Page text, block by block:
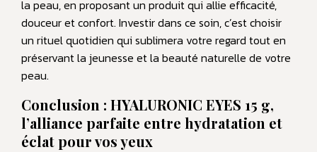
la peau, en proposant un produit qui allie efficacité,
douceur et confort. Investir dans ce soin, c’est choisir
un rituel quotidien qui sublimera votre regard tout en
préservant la jeunesse et la beauté naturelle de votre
peau.
Conclusion : HYALURONIC EYES 15 g,
l’alliance parfaite entre hydratation et
éclat pour vos yeux